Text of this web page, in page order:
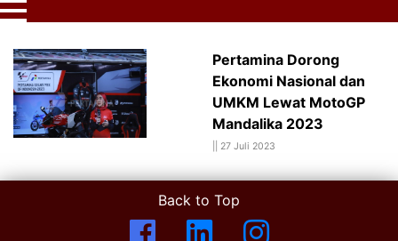
Pertamina Dorong
Ekonomi Nasional dan
UMKM Lewat MotoGP
Mandalika 2023
27 Juli 2023
Back to Top